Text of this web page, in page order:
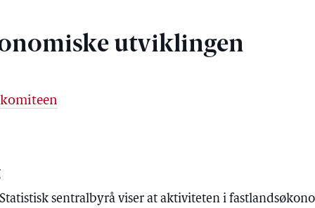
utviklingen
sentralbyrå viser at aktiviteten i